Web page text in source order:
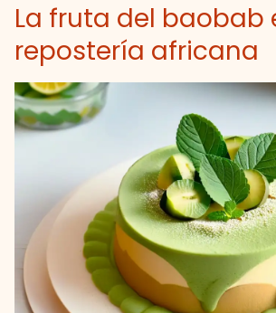
La fruta del baobab
repostería africana